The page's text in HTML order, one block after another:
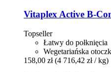
Vitaplex Active B-​
Topseller
Łatwy do połknięcia
Wegetariańska
158,00 zł (4 716,42 zł / kg)